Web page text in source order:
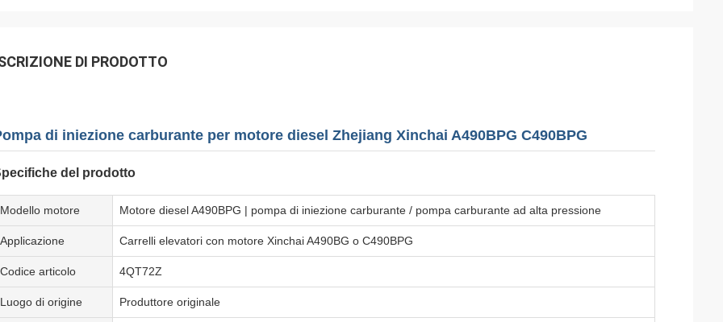
DI PRODOTTO
di iniezione carburante per motore diesel Zhejiang Xinchai A490BPG C490BPG
del prodotto
Modello motore Motore diesel A490BPG | pompa di iniezione carburante / pompa carburante ad alta pressione
Applicazione Carrelli elevatori con motore Xinchai A490BG o C490BPG
Codice articolo 4QT72Z
Luogo di origine Produttore originale